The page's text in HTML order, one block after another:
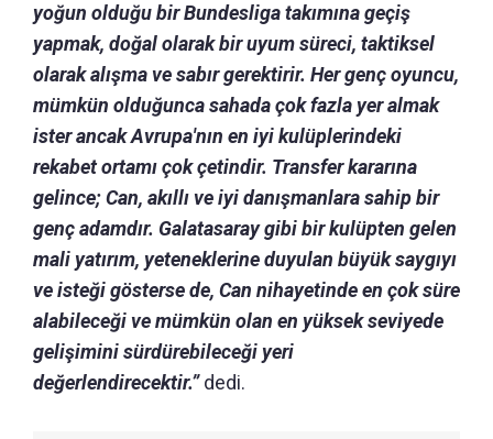
yoğun olduğu bir Bundesliga takımına geçiş
yapmak, doğal olarak bir uyum süreci, taktiksel
olarak alışma ve sabır gerektirir. Her genç oyuncu,
mümkün olduğunca sahada çok fazla yer almak
ister ancak Avrupa'nın en iyi kulüplerindeki
rekabet ortamı çok çetindir. Transfer kararına
gelince; Can, akıllı ve iyi danışmanlara sahip bir
genç adamdır. Galatasaray gibi bir kulüpten gelen
mali yatırım, yeteneklerine duyulan büyük saygıyı
ve isteği gösterse de, Can nihayetinde en çok süre
alabileceği ve mümkün olan en yüksek seviyede
gelişimini sürdürebileceği yeri
değerlendirecektir.” dedi.